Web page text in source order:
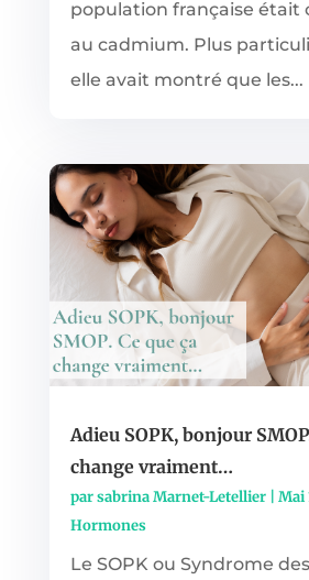
population française était
au cadmium. Plus
elle avait montré que les...
Adieu SOPK, bonjour
change vraiment…
parsabrina Marnet-Letellier| Mai
Hormones
Le SOPK ou Syndrome